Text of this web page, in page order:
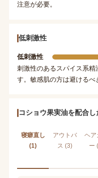
注意が必要。
低刺激性
低刺激性
刺激性のあるスパイス系
す。敏感肌の方は避けるべ
コショウ果実油を配合
寝癖直し
(1)
アウトバ
ス (3)
ヘア
ー